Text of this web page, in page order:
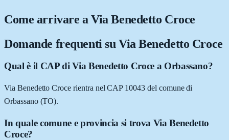
Come arrivare aVia Benedetto Croce
Domande frequenti su Via Benedetto Croce
Qual è il CAP di Via Benedetto Croce a Orbassano?
Via Benedetto Croce rientra nel CAP 10043 del comune di
Orbassano (TO).
In quale comune e provincia si trova Via Benedetto
Croce?